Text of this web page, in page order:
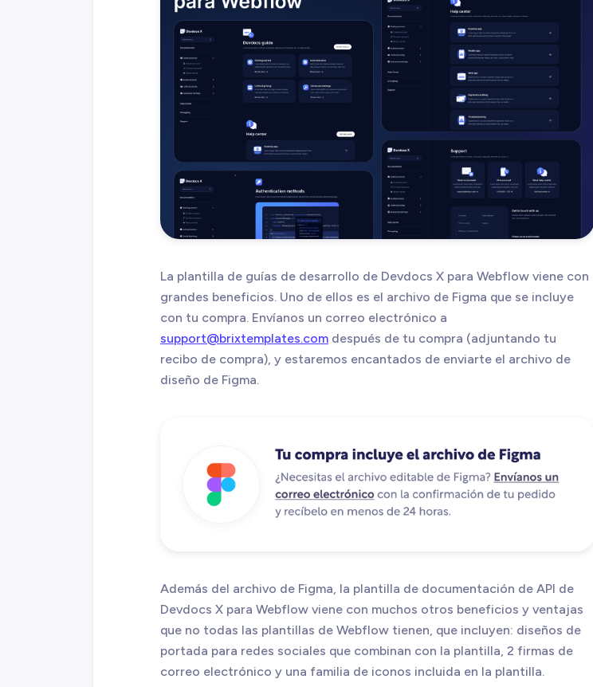
La plantilla de guías de desarrollo de Devdocs X para Webflow viene con
grandes beneficios. Uno de ellos es el archivo de Figma que se incluye
con tu compra. Envíanos un correo electrónico a
support@brixtemplates.com después de tu compra (adjuntando tu
recibo de compra), y estaremos encantados de enviarte el archivo de
diseño de Figma.
Además del archivo de Figma, la plantilla de documentación de API de
Devdocs X para Webflow viene con muchos otros beneficios y ventajas
que no todas las plantillas de Webflow tienen, que incluyen: diseños de
portada para redes sociales que combinan con la plantilla, 2 firmas de
correo electrónico y una familia de iconos incluida en la plantilla.